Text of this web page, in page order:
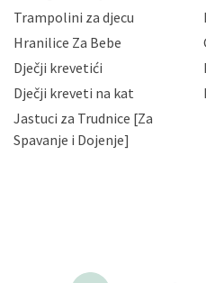
zaposlenicima kojima su
slučajevima koji su
da možete u svako doba,
zatražiti prestanak
podataka. Opoziv privole
gore navedenu adresu ili
Trampolini za djecu
Hranilice Za Bebe
Dječji krevetići
Dječji kreveti na kat
Jastuci za Trudnice [Za
Spavanje i Dojenje]